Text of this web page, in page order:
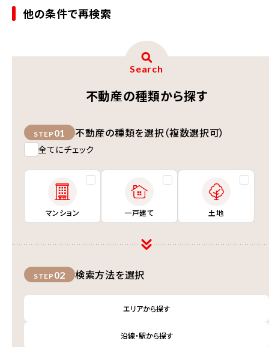
他の条件で再検索
Search
不動産の種類から探す
STEP 01 不動産の種類を選択（複数選択可）
全てにチェック
マンション 一戸建て 土地
STEP 02 検索方法を選択
エリアから探す
沿線・駅から探す